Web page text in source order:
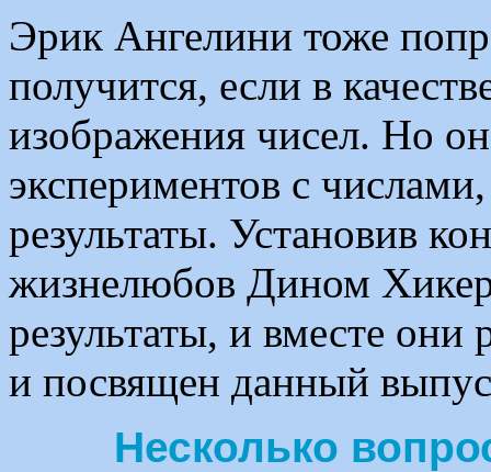
Эрик Ангелини тоже
получится, если в
изображения чисел. Но
экспериментов с
результаты. Установив
жизнелюбов Дином
результаты, и вместе
и посвящен данный
Несколько